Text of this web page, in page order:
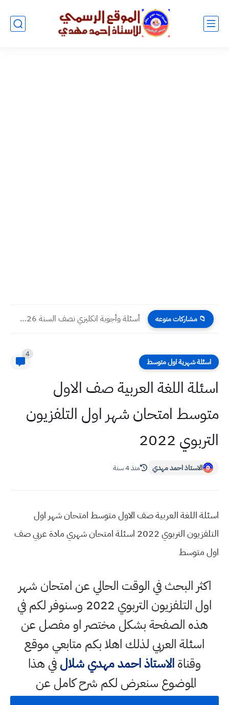
📁 مشاركات منوعه أسئلة وأجوبة انكليزي نصف السنة 2026 للصف الرابع الاعدادي مع...
اسئلة شهرية اول متوسط
4
اسئلة اللغة العربية صف الاول
متوسط امتحان شهر اول التلفزيون
التربوي 2022
الاستاذ احمد مهدي منذ 4 سنة
اسئلة اللغة العربية صف الاول متوسط امتحان شهر اول
التلفزيون التربوي 2022 اسئلة امتحان شهري مادة عربي صف
اول متوسط
اكثر البحث في الوقت الحالي عن امتحان شهر
اول التلفزيون التربوي 2022 وسنوفر لكم في
هذه الصفحة بشكل مختصر او مفصل عن
اسئلة العربي لذلك اهلا بكم متابعي موقع
وقناةالاستاذ احمد مهدي شلالفي هذا
الموضوع سنعرض لكم شرح كامل عن